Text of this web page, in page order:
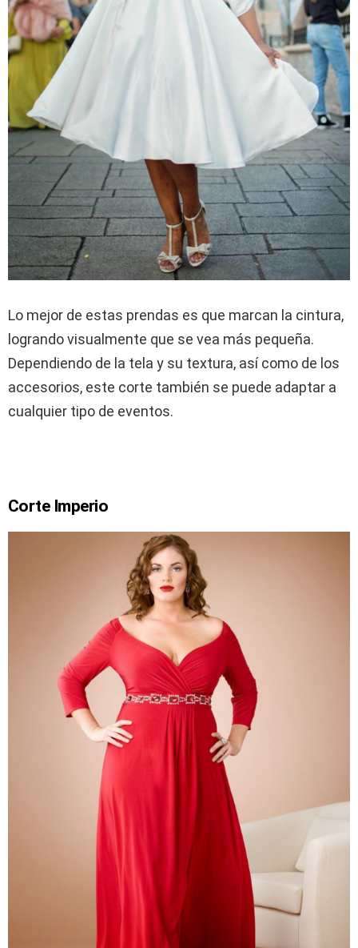
Lo mejor de estas prendas es que marcan la cintura,
logrando visualmente que se vea más pequeña.
Dependiendo de la tela y su textura, así como de los
accesorios, este corte también se puede adaptar a
cualquier tipo de eventos.
Corte Imperio